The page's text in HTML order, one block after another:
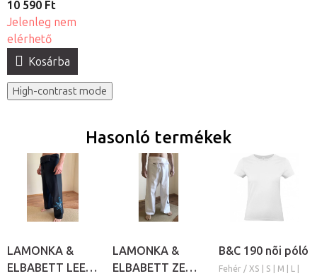
10 590 Ft
Jelenleg nem
elérhető
Kosárba
High-contrast mode
Hasonló termékek
LAMONKA &
ELBABETT LEE
LAMONKA &
ELBABETT ZEN
B&C 190 nõi póló
Fehér / XS | S | M | L |